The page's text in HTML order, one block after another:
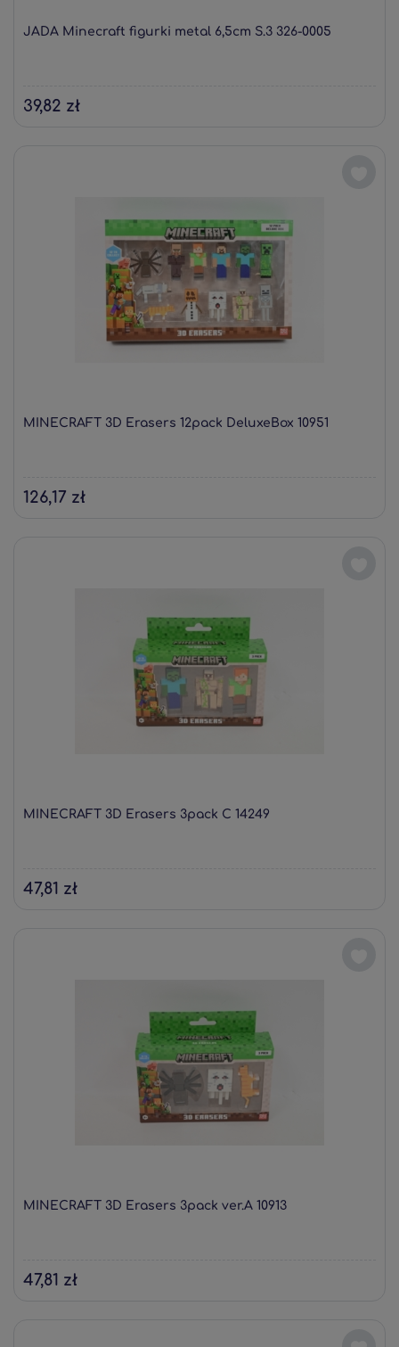
JADA Minecraft figurki metal 6,5cm S.3 326-0005
39,82 zł
MINECRAFT 3D Erasers 12pack DeluxeBox 10951
126,17 zł
MINECRAFT 3D Erasers 3pack C 14249
47,81 zł
MINECRAFT 3D Erasers 3pack ver.A 10913
47,81 zł